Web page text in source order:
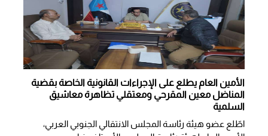
الأمين العام يطلع على الإجراءات القانونية الخاصة بقضية
المناضل معين المقرحي ومعتقلي تظاهرة معاشيق
السلمية
اطّلع عضو هيئة رئاسة المجلس الانتقالي الجنوبي العربي،